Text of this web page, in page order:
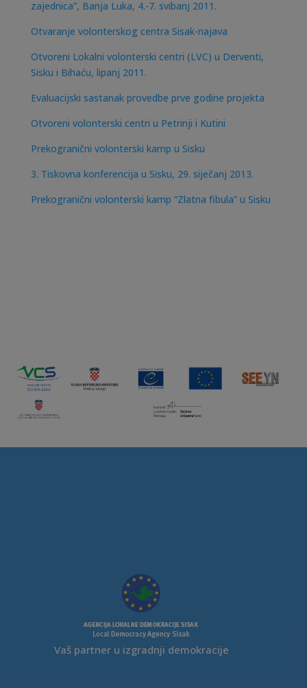
zajednica”, Banja Luka, 4.-7. svibanj 2011.
Otvaranje volonterskog centra Sisak-najava
Otvoreni Lokalni volonterski centri (LVC) u Derventi,
Sisku i Bihaću, lipanj 2011.
Evaluacijski sastanak provedbe prve godine projekta
Otvoreni volonterski centri u Petrinji i Kutini
Prekogranični volonterski kamp u Sisku
3. Tiskovna konferencija u Sisku, 29. siječanj 2013.
Prekogranični volonterski kamp “Zlatna fibula” u Sisku
Vaš partner u izgradnji demokracije